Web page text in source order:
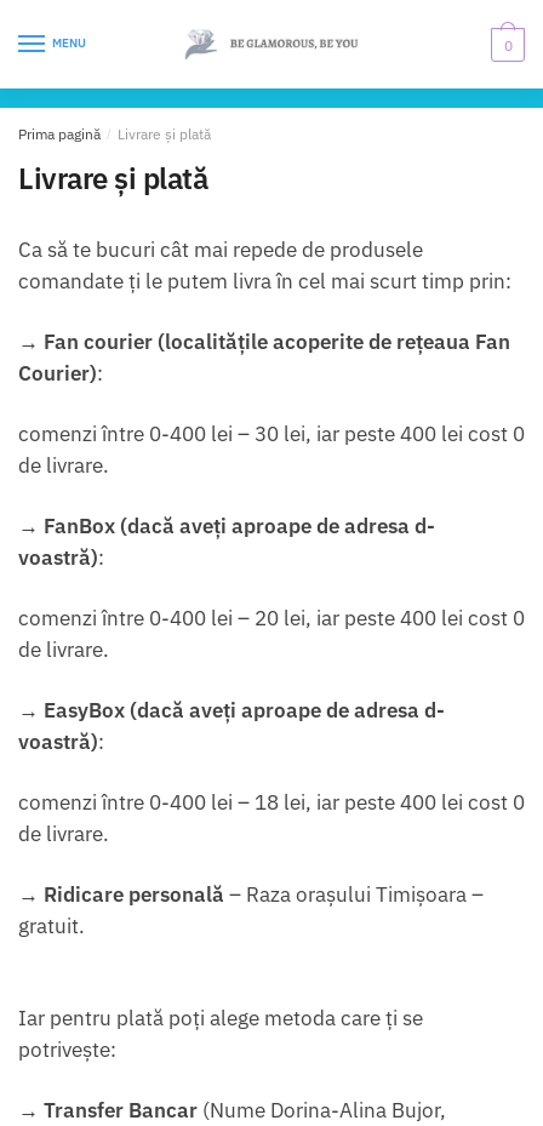
MENU 0
Prima pagină / Livrare și plată
Livrare și plată
Ca să te bucuri cât mai repede de produsele
comandate ți le putem livra în cel mai scurt timp prin:
→ Fan courier (localitățile acoperite de rețeaua Fan
Courier):
comenzi între 0-400 lei – 30 lei, iar peste 400 lei cost 0
de livrare.
→ FanBox (dacă aveți aproape de adresa d-
voastră):
comenzi între 0-400 lei – 20 lei, iar peste 400 lei cost 0
de livrare.
→ EasyBox (dacă aveți aproape de adresa d-
voastră):
comenzi între 0-400 lei – 18 lei, iar peste 400 lei cost 0
de livrare.
→ Ridicare personală – Raza orașului Timișoara –
gratuit.
Iar pentru plată poți alege metoda care ți se
potrivește:
→ Transfer Bancar (Nume Dorina-Alina Bujor,